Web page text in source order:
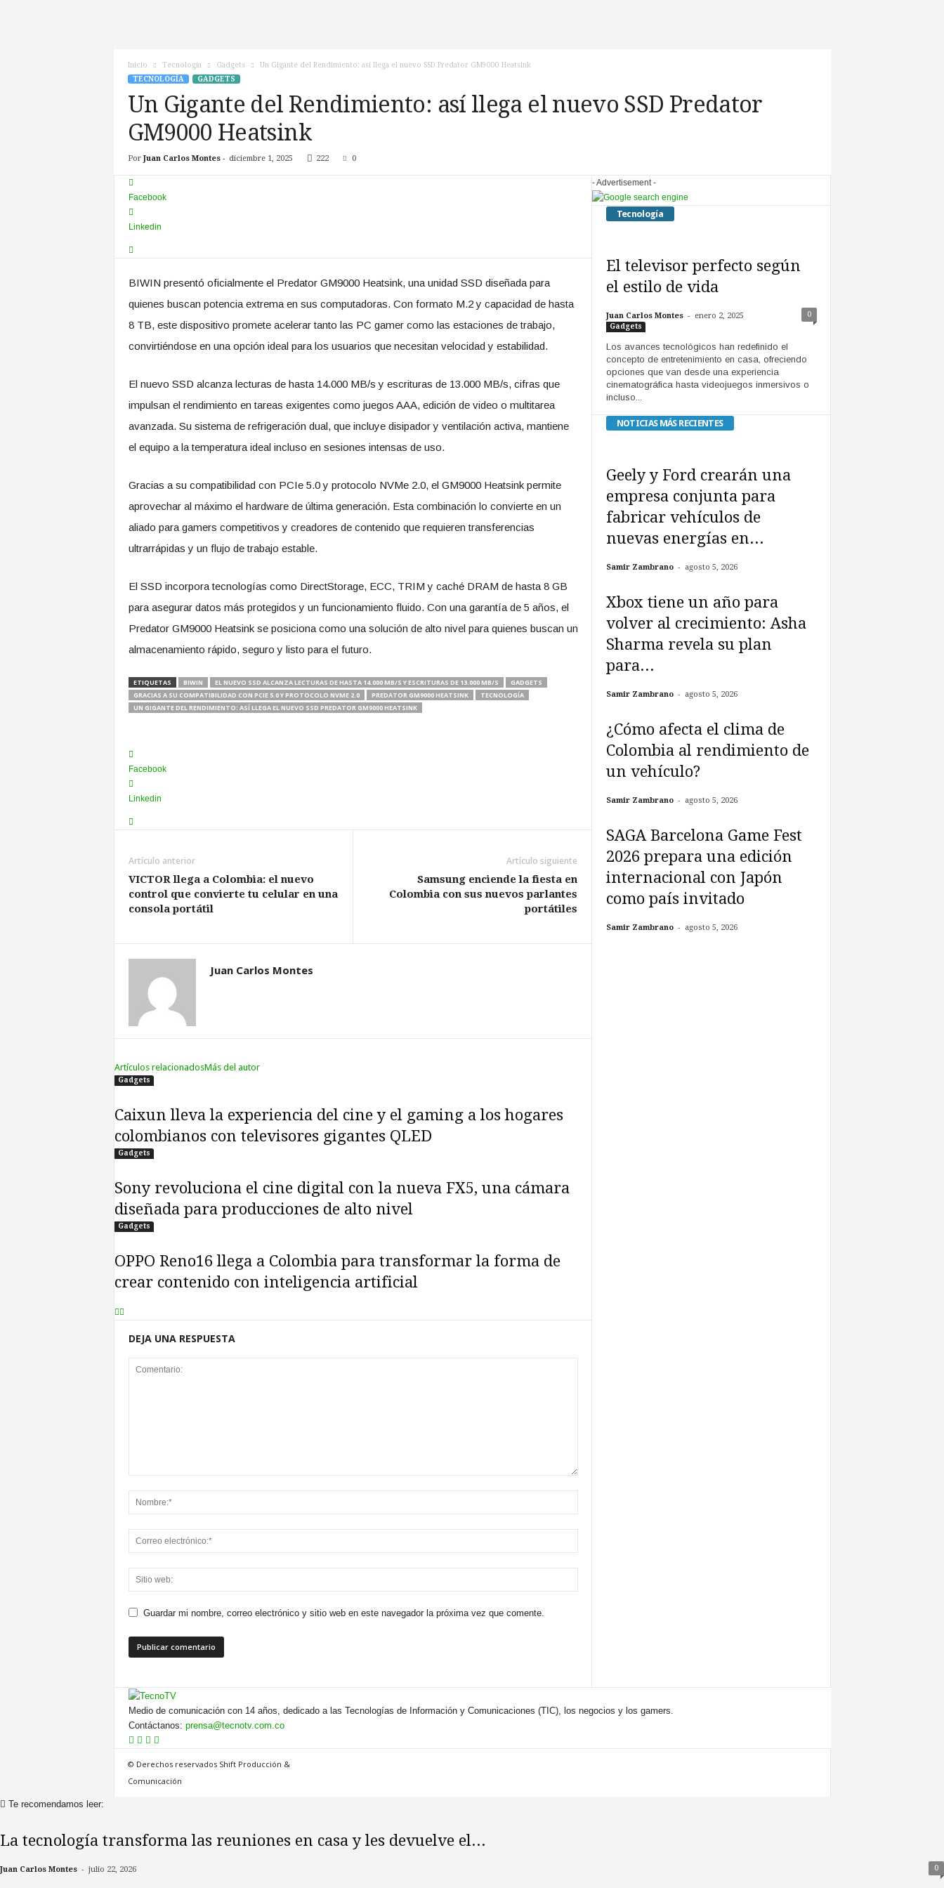
Inicio Tecnología Gadgets
Un Gigante del Rendimiento: así llega el nuevo SSD Predator GM9000 Heatsink
TECNOLOGÍA
GADGETS
Un Gigante del Rendimiento: así llega el nuevo SSD Predator
GM9000 Heatsink
Por Juan Carlos Montes- diciembre 1, 2025 222 0
Facebook
Linkedin
BIWIN presentó oficialmente el Predator GM9000 Heatsink, una unidad SSD diseñada para
quienes buscan potencia extrema en sus computadoras. Con formato M.2 y capacidad de hasta
8 TB, este dispositivo promete acelerar tanto las PC gamer como las estaciones de trabajo,
convirtiéndose en una opción ideal para los usuarios que necesitan velocidad y estabilidad.
El nuevo SSD alcanza lecturas de hasta 14.000 MB/s y escrituras de 13.000 MB/s, cifras que
impulsan el rendimiento en tareas exigentes como juegos AAA, edición de video o multitarea
avanzada. Su sistema de refrigeración dual, que incluye disipador y ventilación activa, mantiene
el equipo a la temperatura ideal incluso en sesiones intensas de uso.
Gracias a su compatibilidad con PCIe 5.0 y protocolo NVMe 2.0, el GM9000 Heatsink permite
aprovechar al máximo el hardware de última generación. Esta combinación lo convierte en un
aliado para gamers competitivos y creadores de contenido que requieren transferencias
ultrarrápidas y un flujo de trabajo estable.
El SSD incorpora tecnologías como DirectStorage, ECC, TRIM y caché DRAM de hasta 8 GB
para asegurar datos más protegidos y un funcionamiento fluido. Con una garantía de 5 años, el
Predator GM9000 Heatsink se posiciona como una solución de alto nivel para quienes buscan un
almacenamiento rápido, seguro y listo para el futuro.
ETIQUETAS BIWIN EL NUEVO SSD ALCANZA LECTURAS DE HASTA 14.000 MB/S Y ESCRITURAS DE 13.000 MB/S
GADGETS
GRACIAS A SU COMPATIBILIDAD CON PCIE 5.0 Y PROTOCOLO NVME 2.0
PREDATOR GM9000 HEATSINK
TECNOLOGÍA
UN GIGANTE DEL RENDIMIENTO: ASÍ LLEGA EL NUEVO SSD PREDATOR GM9000 HEATSINK
Facebook
Linkedin
Artículo anterior
VICTOR llega a Colombia: el nuevo
control que convierte tu celular en una
consola portátil
Artículo siguiente
Samsung enciende la fiesta en
Colombia con sus nuevos parlantes
portátiles
Juan Carlos Montes
Artículos relacionadosMás del autor
Gadgets
Caixun lleva la experiencia del cine y el gaming a los hogares
colombianos con televisores gigantes QLED
Gadgets
Sony revoluciona el cine digital con la nueva FX5, una cámara
diseñada para producciones de alto nivel
Gadgets
OPPO Reno16 llega a Colombia para transformar la forma de
crear contenido con inteligencia artificial
DEJA UNA RESPUESTA
Guardar mi nombre, correo electrónico y sitio web en este navegador la próxima vez que comente.
- Advertisement -
Tecnología
El televisor perfecto según
el estilo de vida
Juan Carlos Montes - enero 2, 2025 0
Gadgets
Los avances tecnológicos han redefinido el
concepto de entretenimiento en casa, ofreciendo
opciones que van desde una experiencia
cinematográfica hasta videojuegos inmersivos o
incluso...
NOTICIAS MÁS RECIENTES
Geely y Ford crearán una
empresa conjunta para
fabricar vehículos de
nuevas energías en...
Samir Zambrano - agosto 5, 2026
Xbox tiene un año para
volver al crecimiento: Asha
Sharma revela su plan
para...
Samir Zambrano - agosto 5, 2026
¿Cómo afecta el clima de
Colombia al rendimiento de
un vehículo?
Samir Zambrano - agosto 5, 2026
SAGA Barcelona Game Fest
2026 prepara una edición
internacional con Japón
como país invitado
Samir Zambrano - agosto 5, 2026
Medio de comunicación con 14 años, dedicado a las Tecnologías de Información y Comunicaciones (TIC), los negocios y los gamers.
Contáctanos: prensa@tecnotv.com.co
© Derechos reservados Shift Producción &
Comunicación
Te recomendamos leer:
La tecnología transforma las reuniones en casa y les devuelve el...
Juan Carlos Montes - julio 22, 2026 0